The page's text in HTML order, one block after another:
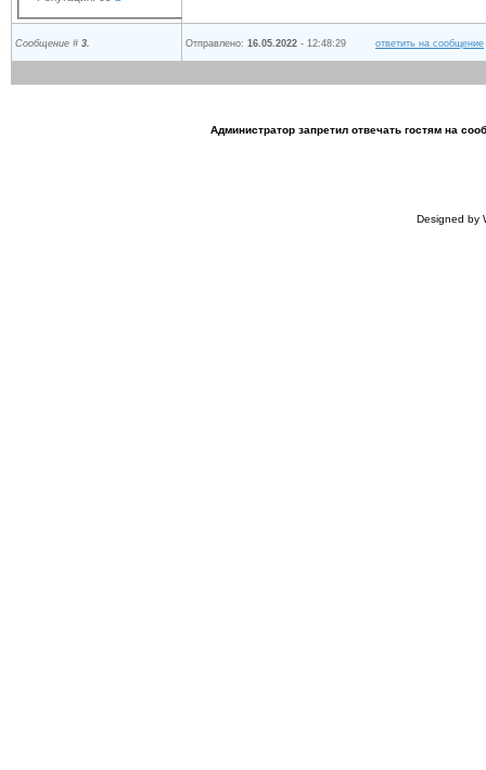
Сообщение # 3. Отправлено: 16.05.2022 - 12:48:29 ответить на сообщение
Администратор запретил отвечать гостям на
Designed by